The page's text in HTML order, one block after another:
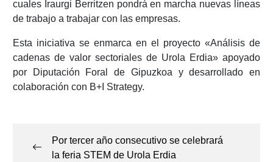
cuales Iraurgi Berritzen pondrá en marcha nuevas líneas
de trabajo a trabajar con las empresas.
Esta iniciativa se enmarca en el proyecto «Análisis de
cadenas de valor sectoriales de Urola Erdia» apoyado
por Diputación Foral de Gipuzkoa y desarrollado en
colaboración con B+I Strategy.
entradas
Por tercer año consecutivo se celebrará
la feria STEM de Urola Erdia